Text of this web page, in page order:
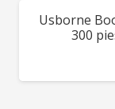
REDUCERI!
Usborne
300